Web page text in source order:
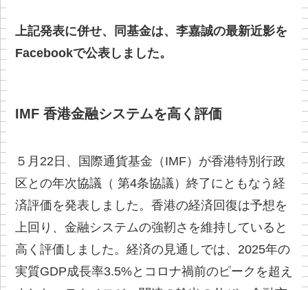
上記発表に併せ、同基金は、李嘉誠の最新近影を
Facebookで公表しました。
IMF 香港金融システムを高く評価
５月22日、国際通貨基金（IMF）が香港特別行政
区との年次協議（ 第4条協議）終了にともなう経
済評価を発表しました。香港の経済回復は予想を
上回り、金融システムの強靭さを維持していると
高く評価しました。経済の見通しでは、2025年の
実質GDP成長率3.5%とコロナ禍前のピークを超え